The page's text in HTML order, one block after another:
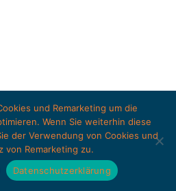
und Remarketing um die
Wenn Sie weiterhin diese
der Verwendung von Cookies und
von Remarketing zu.
Datenschutzerklärung